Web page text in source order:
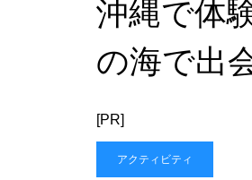
沖縄で体
の海で出
[PR]
アクティビティ